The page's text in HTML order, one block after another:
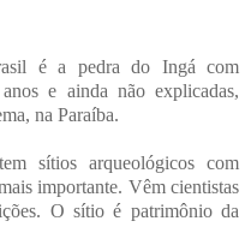
é a pedra do Ingá com
e ainda não explicadas,
na Paraíba.
sítios arqueológicos com
importante. Vêm cientistas
O sítio é patrimônio da